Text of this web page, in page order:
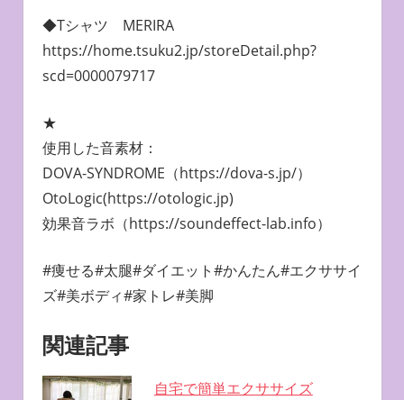
◆Tシャツ MERIRA
https://home.tsuku2.jp/storeDetail.php?
scd=0000079717
★
使用した音素材：
DOVA-SYNDROME（https://dova-s.jp/）
OtoLogic(https://otologic.jp)
効果音ラボ（https://soundeffect-lab.info）
#痩せる#太腿#ダイエット#かんたん#エクササイ
ズ#美ボディ#家トレ#美脚
関連記事
自宅で簡単エクササイズ